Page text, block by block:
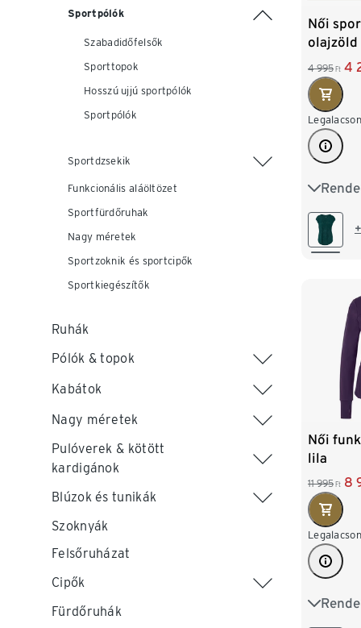
Sportpólók
Szabadidőfelsők
Sporttopok
Hosszú ujjú sportpólók
Sportpólók
Sportdzsekik
Funkcionális aláöltözet
Sportfürdőruhak
Nagy méretek
Sportzoknik és sportcipők
Sportkiegészítők
Ruhák
Pólók & topok
Kabátok
Nagy méretek
Pulóverek & kötött
kardigánok
Blúzok és tunikák
Szoknyák
Felsőruházat
Cipők
Fürdőruhák
Női
olajzöld
4 995 Ft 4
XS 32/
M 40/42
XXL
Női
lila
11 995 Ft 8
XS 32/